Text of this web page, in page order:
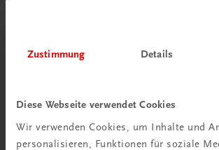
Zustimmung Details
Diese Webseite verwendet Cookies
Wir verwenden Cookies, um Inhalte und
personalisieren, Funktionen für soziale
Wir sind ein österreichisches
75 Mitarbeiterinnen und Mitarbeitern, die
Begeisterung für unsere